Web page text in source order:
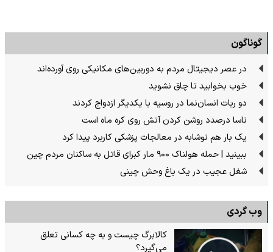
گوناگون
در عصر دیجیتال مردم به دوربین‌های مکانیکی روی آورده‌اند
خوب بخوابید تا چاق نشوید
دو ربات انسان‌نما در روسیه با یکدیگر ازدواج کردند
ناسا درصدد روشن کردن آتش روی کره ماه است
یک بار هم نوشابه در معالجات پزشکی کاربرد پیدا کرد
ببینید | حمله هولناک ۹۰۰ مار کبرای قاتل به ساکنان مردم چین
شغل عجیب در یک باغ وحش چینی
وب گردی
کالابرگ چیست و به چه کسانی تعلق
می‌گیرد؟